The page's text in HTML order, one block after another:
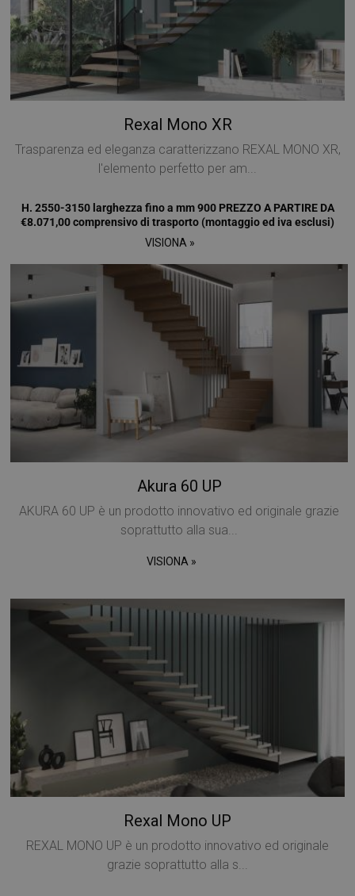
Rexal Mono XR
Trasparenza ed eleganza caratterizzano REXAL MONO XR,
l'elemento perfetto per am...
H. 2550-3150 larghezza fino a mm 900 PREZZO A PARTIRE DA
€8.071,00 comprensivo di trasporto (montaggio ed iva esclusi)
VISIONA »
Akura 60 UP
AKURA 60 UP è un prodotto innovativo ed originale grazie
soprattutto alla sua...
VISIONA »
Rexal Mono UP
REXAL MONO UP è un prodotto innovativo ed originale
grazie soprattutto alla s...